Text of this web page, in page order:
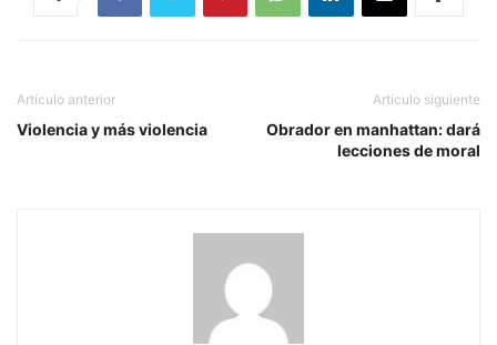
Artículo anterior
Violencia y más violencia
Artículo siguiente
Obrador en manhattan: dará
lecciones de moral